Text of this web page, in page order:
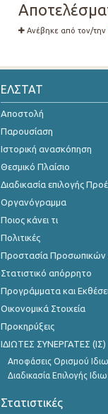
Ανέβηκε από τον/την
ΕΛΣΤΑΤ
Αποστολή
Παρουσίαση
Ιστορική ανασκόπηση
Θεσμικό Πλαίσιο
Διαδικασία επιλογής
Οργανόγραμμα
Ποιος κάνει τι
Πολιτικές
Προστασία Προσωπικών
Στατιστικό απόρρητο
Προγράμματα και
Οικονομικά Στοιχεία
Προκηρύξεις
ΙΔΙΩΤΕΣ ΣΥΝΕΡΓΑΤΕΣ (ΙΣ)
Αποφάσεις Ορισμού
Διαδικασία Επιλογής
Στατιστικές